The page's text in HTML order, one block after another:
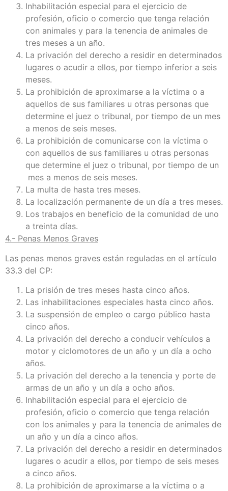
Inhabilitación especial para el ejercicio de
profesión, oficio o comercio que tenga relación
con animales y para la tenencia de animales de
tres meses a un año.
La privación del derecho a residir en determinados
lugares o acudir a ellos, por tiempo inferior a seis
meses.
La prohibición de aproximarse a la víctima o a
aquellos de sus familiares u otras personas que
determine el juez o tribunal, por tiempo de un mes
a menos de seis meses.
La prohibición de comunicarse con la víctima o
con aquellos de sus familiares u otras personas
que determine el juez o tribunal, por tiempo de un
mes a menos de seis meses.
La multa de hasta tres meses.
La localización permanente de un día a tres meses.
Los trabajos en beneficio de la comunidad de uno
a treinta días.
4.- Penas Menos Graves
Las penas menos graves están reguladas en el artículo
33.3 del CP:
La prisión de tres meses hasta cinco años.
Las inhabilitaciones especiales hasta cinco años.
La suspensión de empleo o cargo público hasta
cinco años.
La privación del derecho a conducir vehículos a
motor y ciclomotores de un año y un día a ocho
años.
La privación del derecho a la tenencia y porte de
armas de un año y un día a ocho años.
Inhabilitación especial para el ejercicio de
profesión, oficio o comercio que tenga relación
con los animales y para la tenencia de animales de
un año y un día a cinco años.
La privación del derecho a residir en determinados
lugares o acudir a ellos, por tiempo de seis meses
a cinco años.
La prohibición de aproximarse a la víctima o a